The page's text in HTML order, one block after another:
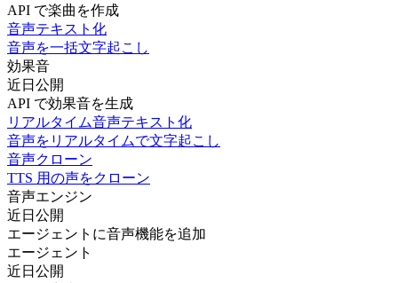
API で楽曲を作成
音声テキスト化
音声を一括文字起こし
効果音
近日公開
API で効果音を生成
リアルタイム音声テキスト化
音声をリアルタイムで文字起こし
音声クローン
TTS 用の声をクローン
音声エンジン
近日公開
エージェントに音声機能を追加
エージェント
近日公開